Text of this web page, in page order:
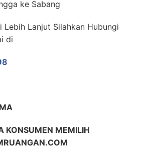
ke Sabang
Lebih Lanjut Silahkan Hubungi
di
KONSUMEN MEMILIH